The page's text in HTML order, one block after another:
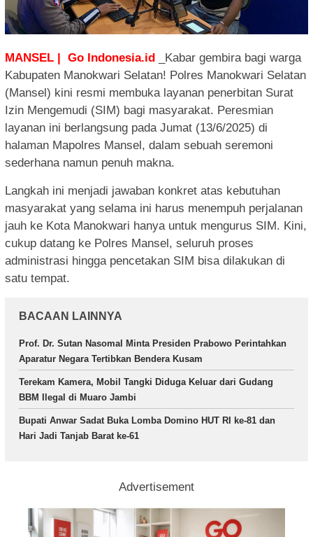
MANSEL | Go Indonesia.id
_Kabar gembira bagi warga
Kabupaten Manokwari Selatan! Polres Manokwari Selatan
(Mansel) kini resmi membuka layanan penerbitan Surat
Izin Mengemudi (SIM) bagi masyarakat. Peresmian
layanan ini berlangsung pada Jumat (13/6/2025) di
halaman Mapolres Mansel, dalam sebuah seremoni
sederhana namun penuh makna.
Langkah ini menjadi jawaban konkret atas kebutuhan
masyarakat yang selama ini harus menempuh perjalanan
jauh ke Kota Manokwari hanya untuk mengurus SIM. Kini,
cukup datang ke Polres Mansel, seluruh proses
administrasi hingga pencetakan SIM bisa dilakukan di
satu tempat.
BACAAN LAINNYA
Prof. Dr. Sutan Nasomal Minta Presiden Prabowo Perintahkan
Aparatur Negara Tertibkan Bendera Kusam
Terekam Kamera, Mobil Tangki Diduga Keluar dari Gudang
BBM Ilegal di Muaro Jambi
Bupati Anwar Sadat Buka Lomba Domino HUT RI ke-81 dan
Hari Jadi Tanjab Barat ke-61
Advertisement